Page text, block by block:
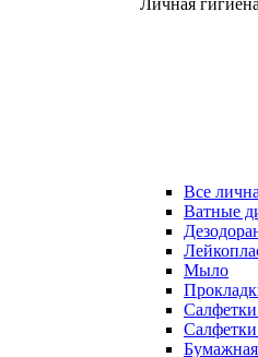
Личная гигиена
Все
Ватные
Мыло